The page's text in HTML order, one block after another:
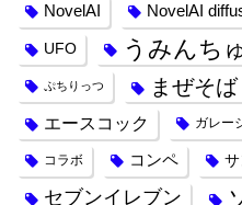
NovelAI NovelAI
UFO うみんち
ぷちりっつ まぜそば
エースコック
ガレー
コラボ コンペ
セブンイレブン